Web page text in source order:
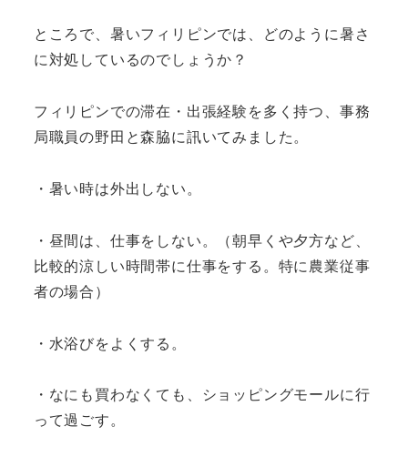
ところで、暑いフィリピンでは、どのように暑さ
に対処しているのでしょうか？
フィリピンでの滞在・出張経験を多く持つ、事務
局職員の野田と森脇に訊いてみました。
・暑い時は外出しない。
・昼間は、仕事をしない。（朝早くや夕方など、
比較的涼しい時間帯に仕事をする。特に農業従事
者の場合）
・水浴びをよくする。
・なにも買わなくても、ショッピングモールに行
って過ごす。